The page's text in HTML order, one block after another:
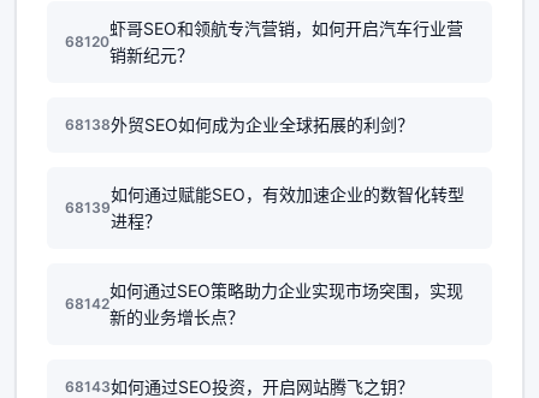
68120
虾哥SEO和领航专汽营销，如何开启汽车行业营
销新纪元？
68138外贸SEO如何成为企业全球拓展的利剑？
68139
如何通过赋能SEO，有效加速企业的数智化转型
进程？
68142
如何通过SEO策略助力企业实现市场突围，实现
新的业务增长点？
68143如何通过SEO投资，开启网站腾飞之钥？